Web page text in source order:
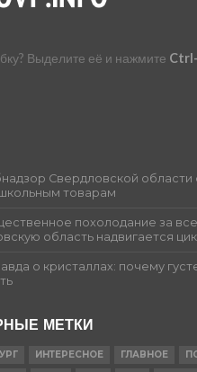
Выделите её и нажмите
Свердловской области
товарам
похолодание за все
область надвигается
о кристаллах: почему
МЕТКИ
ИНТЕРЕСНОЕ ГЛАВНОЕ